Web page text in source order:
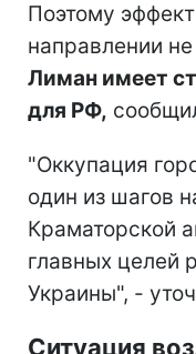
Поэтому
направлении
Лиман имеет
для РФ,
"Оккупация
один из шагов
Краматорской
главных целей
Украины", -
Ситуация